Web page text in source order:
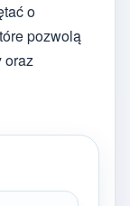
o
pozwolą
oraz